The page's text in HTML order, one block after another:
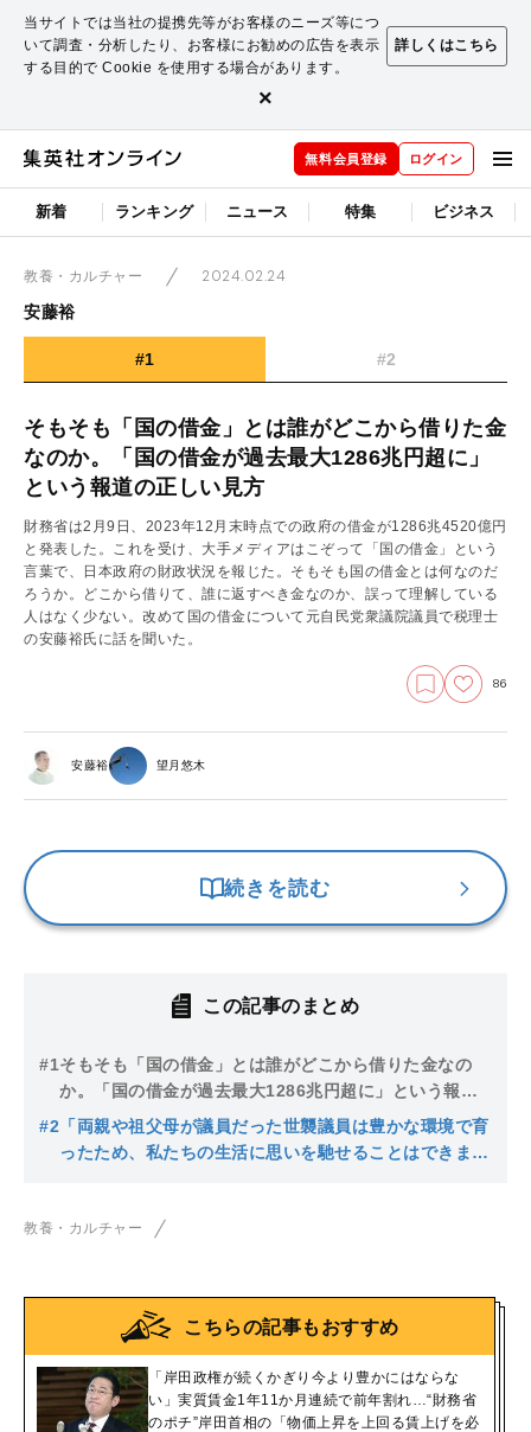
当サイトでは当社の提携先等がお客様のニーズ等につ
いて調査・分析したり、お客様にお勧めの広告を表示
する目的で Cookie を使用する場合があります。
詳しくはこちら
×
無料会員登録 ログイン
新着 ランキング ニュース 特集 ビジネス
教養・カルチャー
2024.02.24
安藤裕
#1 #2
そもそも「国の借金」とは誰がどこから借りた金
なのか。「国の借金が過去最大1286兆円超に」
という報道の正しい見方
財務省は2月9日、2023年12月末時点での政府の借金が1286兆4520億円
と発表した。これを受け、大手メディアはこぞって「国の借金」という
言葉で、日本政府の財政状況を報じた。そもそも国の借金とは何なのだ
ろうか。どこから借りて、誰に返すべき金なのか、誤って理解している
人はなく少ない。改めて国の借金について元自民党衆議院議員で税理士
の安藤裕氏に話を聞いた。
86
安藤裕 望月悠木
続きを読む
この記事のまとめ
#1そもそも「国の借金」とは誰がどこから借りた金なの
か。「国の借金が過去最大1286兆円超に」という報道
の正しい見方
#2 「両親や祖父母が議員だった世襲議員は豊かな環境で育
ったため、私たちの生活に思いを馳せることはできませ
教養・カルチャー
こちらの記事もおすすめ
「岸田政権が続くかぎり今より豊かにはならな
い」実質賃金1年11か月連続で前年割れ…“財務省
のポチ”岸田首相の「物価上昇を上回る賃上げを必